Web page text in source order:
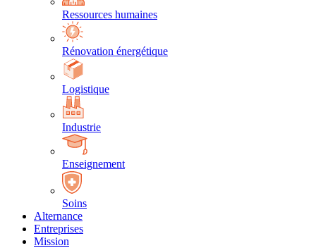
Ressources humaines
Rénovation énergétique
Logistique
Industrie
Enseignement
Soins
Alternance
Entreprises
Mission